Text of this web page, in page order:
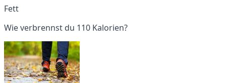
Fett
Wie verbrennst du 110 Kalorien?